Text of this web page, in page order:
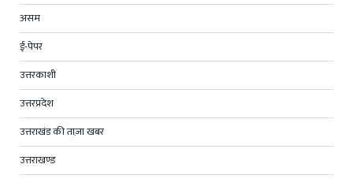
असम
ई-पेपर
उत्तरकाशी
उत्तरप्रदेश
उत्तराखंड की ताज़ा खबर
उत्तराखण्ड